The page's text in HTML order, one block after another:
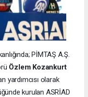
PİMTAŞ A.Ş.
Özlem Kozankurt
yardımcısı olarak
kurulan ASRİAD